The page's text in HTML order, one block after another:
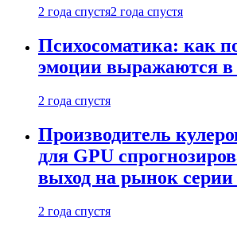
2 года спустя2 года спустя
Психосоматика: как
эмоции выражаются в
2 года спустя
Производитель
для GPU
выход на рынок серии
2 года спустя